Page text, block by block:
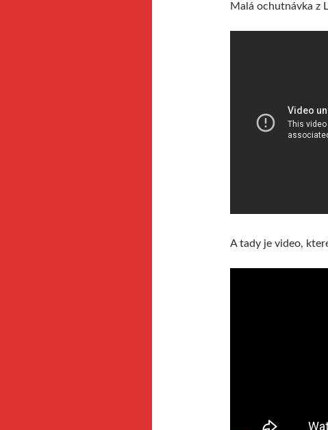
Malá ochutnávka z
A tady je video,